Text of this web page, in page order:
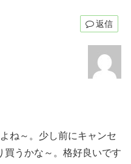
返信
ね～。少し前にキャンセ
買うかな～。格好良いです